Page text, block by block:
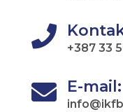
+387 33
E-mail: